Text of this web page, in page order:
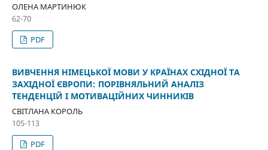
ОЛЕНА МАРТИНЮК
62-70
PDF
ВИВЧЕННЯ НІМЕЦЬКОЇ МОВИ У КРАЇНАХ СХІДНОЇ ТА
ЗАХІДНОЇ ЄВРОПИ: ПОРІВНЯЛЬНИЙ АНАЛІЗ
ТЕНДЕНЦІЙ І МОТИВАЦІЙНИХ ЧИННИКІВ
СВІТЛАНА КОРОЛЬ
105-113
PDF